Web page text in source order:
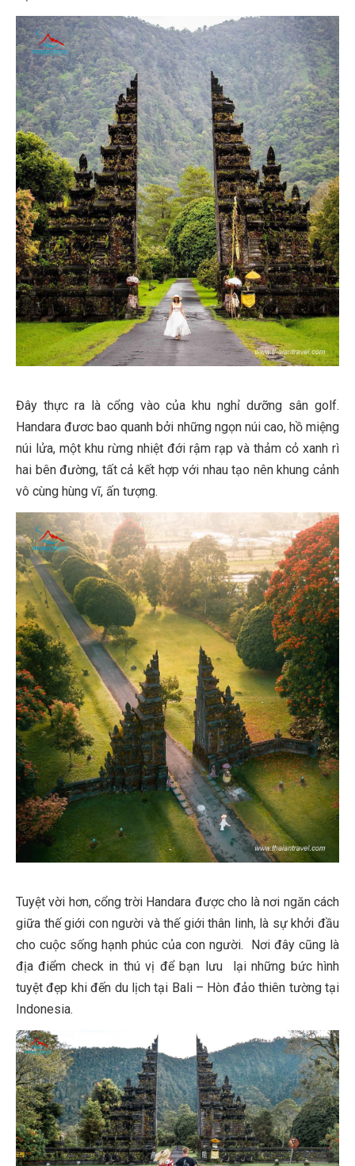
Đây thực ra là cổng vào của khu nghỉ dưỡng sân golf.
Handara đươc bao quanh bởi những ngọn núi cao, hồ miệng
núi lửa, một khu rừng nhiệt đới rậm rạp và thảm cỏ xanh rì
hai bên đường, tất cả kết hợp với nhau tạo nên khung cảnh
vô cùng hùng vĩ, ấn tượng.
Tuyệt vời hơn, cổng trời Handara được cho là nơi ngăn cách
giữa thế giới con người và thế giới thân linh, là sự khởi đầu
cho cuộc sống hạnh phúc của con người. Nơi đây cũng là
địa điểm check in thú vị để bạn lưu lại những bức hình
tuyệt đẹp khi đến du lịch tại Bali – Hòn đảo thiên tường tại
Indonesia.